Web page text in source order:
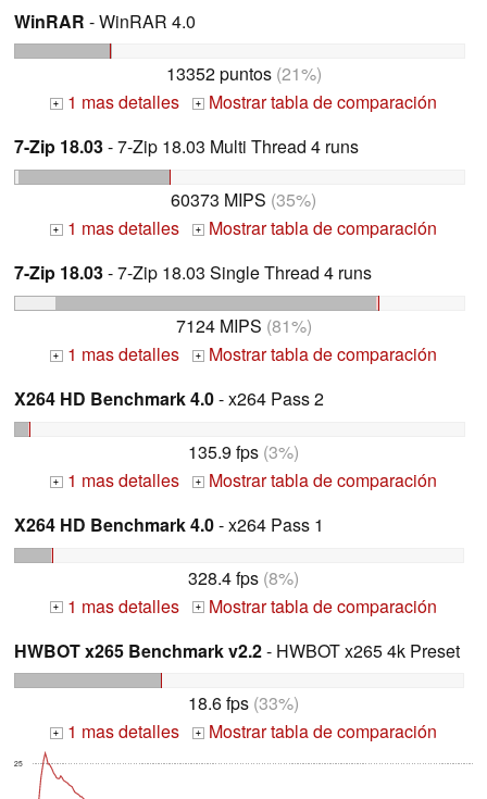
WinRAR - WinRAR 4.0
13352 puntos(21%)
+ 1 mas detalles +
Mostrar tabla de comparación
7-Zip 18.03- 7-Zip 18.03 Multi Thread 4 runs
60373 MIPS (35%)
+ 1 mas detalles +
Mostrar tabla de comparación
7-Zip 18.03- 7-Zip 18.03 Single Thread 4 runs
7124 MIPS (81%)
+ 1 mas detalles +
Mostrar tabla de comparación
X264 HD Benchmark 4.0- x264 Pass 2
135.9 fps (3%)
+ 1 mas detalles +
Mostrar tabla de comparación
X264 HD Benchmark 4.0- x264 Pass 1
328.4 fps (8%)
+ 1 mas detalles +
Mostrar tabla de comparación
HWBOT x265 Benchmark v2.2- HWBOT x265 4k Preset
18.6 fps (33%)
+ 1 mas detalles + Mostrar tabla de comparación
25